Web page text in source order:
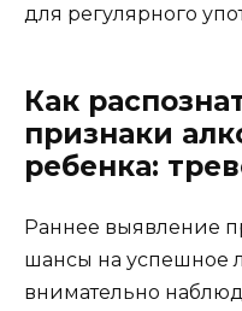
для регулярного
Как
признаки
ребенка:
Раннее выявление
шансы на успешное
внимательно